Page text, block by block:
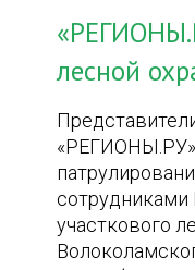
лесной
«РЕГИОНЫ.РУ»
сотрудниками
участкового